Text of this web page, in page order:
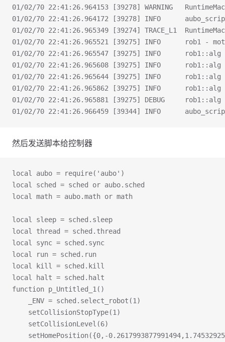
01/02/70 22:41:26.964153 [39278] WARNING
01/02/70 22:41:26.964172 [39278] INFO
01/02/70 22:41:26.965349 [39274] TRACE_L1
01/02/70 22:41:26.965521 [39275] INFO      rob1 -
01/02/70 22:41:26.965547 [39275] INFO      rob1::alg
01/02/70 22:41:26.965608 [39275] INFO      rob1::alg
01/02/70 22:41:26.965644 [39275] INFO      rob1::alg
01/02/70 22:41:26.965862 [39275] INFO      rob1::alg
01/02/70 22:41:26.965881 [39275] DEBUG
01/02/70 22:41:26.966459 [39344] INFO
然后发送脚本给控制器
local aubo = require('aubo')
local sched = sched or aubo.sched
local math = aubo.math or math
local sleep = sched.sleep
local thread = sched.thread
local sync = sched.sync
local run = sched.run
local kill = sched.kill
local halt = sched.halt
function p_Untitled_1()
    _ENV = sched.select_robot(1)
    setCollisionStopType(1)
    setCollisionLevel(6)
setHomePosition({0,-